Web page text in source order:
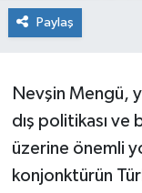
Paylaş
Nevşin Mengü,
dış politikası
üzerine önemli
konjonktürün